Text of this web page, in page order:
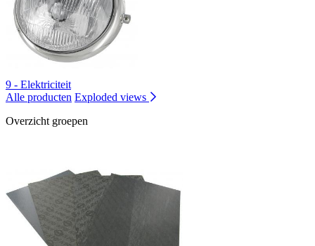
9 - Elektriciteit
Alle producten Exploded views
Overzicht groepen